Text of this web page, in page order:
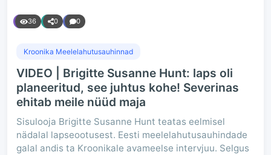
36 0 0
Kroonika Meelelahutusauhinnad
VIDEO | Brigitte Susanne Hunt: laps oli
planeeritud, see juhtus kohe! Severinas
ehitab meile nüüd maja
Sisulooja Brigitte Susanne Hunt teatas eelmisel
nädalal lapseootusest. Eesti meelelahutusauhindade
galal andis ta Kroonikale avameelse intervjuu. Selgus